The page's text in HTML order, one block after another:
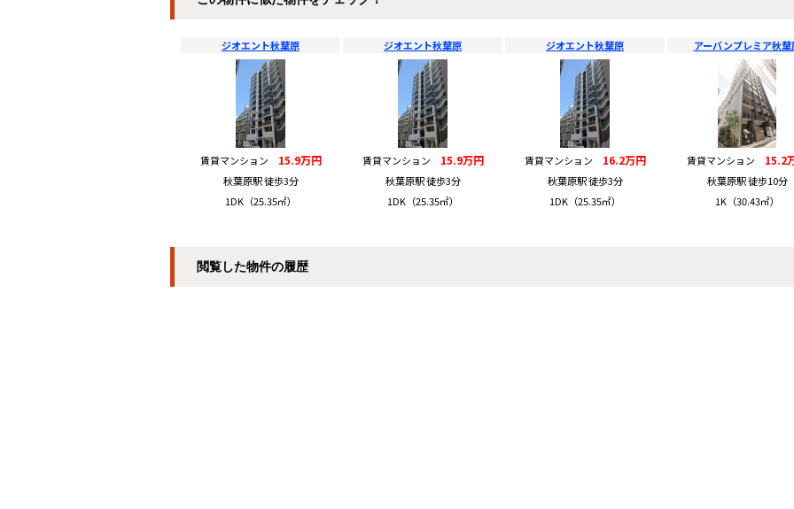
ジオエント秋葉原
賃貸マンション 15.9万円
秋葉原駅 徒歩3分
1DK（25.35㎡）
ジオエント秋葉原
賃貸マンション 15.9万円
秋葉原駅 徒歩3分
1DK（25.35㎡）
ジオエント秋葉原
賃貸マンション 16.2万円
秋葉原駅 徒歩3分
1DK（25.35㎡）
アーバンプレミア秋葉
賃貸マンション 15.2
秋葉原駅 徒歩10分
1K（30.43㎡）
閲覧した物件の履歴